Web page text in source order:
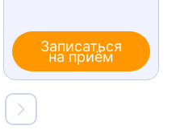
Записаться
на приём